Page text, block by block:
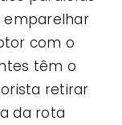
emparelhar
com o
têm o
retirar
da rota